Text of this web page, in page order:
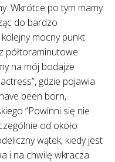
Wkrótce po tym mamy
do bardzo
mocny punkt
półtoraminutowe
na mój bodajże
gdzie pojawia
been born,
“Powinni się nie
od około
wątek, kiedy jest
i na chwilę wkracza